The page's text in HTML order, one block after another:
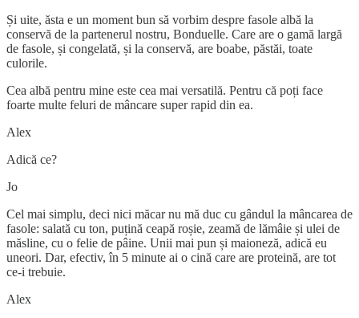
Și uite, ăsta e un moment bun să vorbim despre fasole albă la
conservă de la partenerul nostru, Bonduelle. Care are o gamă largă
de fasole, și congelată, și la conservă, are boabe, păstăi, toate
culorile.
Cea albă pentru mine este cea mai versatilă. Pentru că poți face
foarte multe feluri de mâncare super rapid din ea.
Alex
Adică ce?
Jo
Cel mai simplu, deci nici măcar nu mă duc cu gândul la mâncarea de
fasole: salată cu ton, puțină ceapă roșie, zeamă de lămâie și ulei de
măsline, cu o felie de pâine. Unii mai pun și maioneză, adică eu
uneori. Dar, efectiv, în 5 minute ai o cină care are proteină, are tot
ce-i trebuie.
Alex